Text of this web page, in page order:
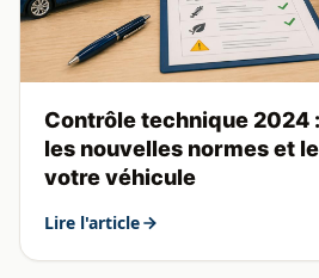
Contrôle technique 2024
les nouvelles normes et
votre véhicule
Lire l'article